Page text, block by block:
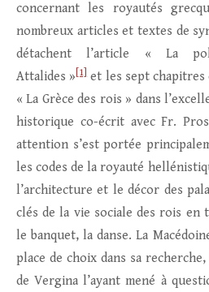
concernant les royautés
nombreux articles et textes de
détachent l’article « La
Attalides » [1] et les sept chapitres
« La Grèce des rois » dans
historique co-écrit avec Fr.
attention s’est portée
les codes de la royauté
l’architecture et le décor des
clés de la vie sociale des rois en
le banquet, la danse. La
place de choix dans sa
de Vergina l’ayant mené à